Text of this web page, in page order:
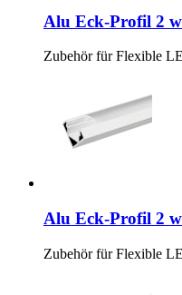
Alu Eck-Profil 2
Zubehör für Flexible
Alu Eck-Profil 2
Zubehör für Flexible